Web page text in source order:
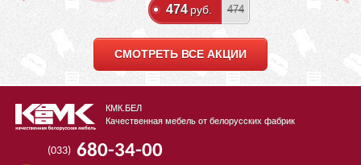
474 руб. 474
СМОТРЕТЬ ВСЕ АКЦИИ
КМК.БЕЛ
Качественная мебель от белорусских фабрик
(033) 680-34-00